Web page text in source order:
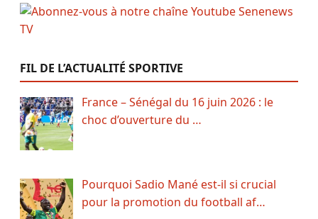
FIL DE L’ACTUALITÉ SPORTIVE
France – Sénégal du 16 juin 2026 : le
choc d’ouverture du …
Pourquoi Sadio Mané est-il si crucial
pour la promotion du football af…